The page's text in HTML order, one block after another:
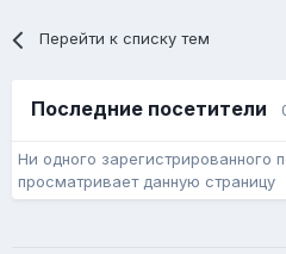
Перейти к списку тем
Последние посетители
Ни одного зарегистрированного
просматривает данную страницу